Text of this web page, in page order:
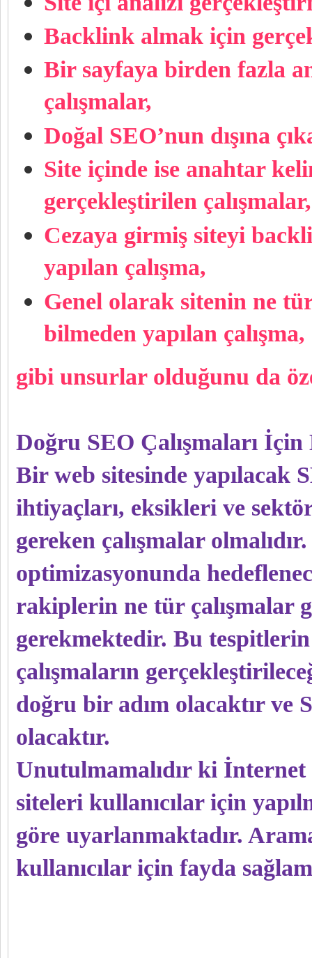
Backlink almak için
Bir sayfaya birden fazla
çalışmalar,
Doğal SEO’nun dışına
Site içinde ise anahtar
gerçekleştirilen çalışmalar,
Cezaya girmiş siteyi
yapılan çalışma,
Genel olarak sitenin ne
bilmeden yapılan çalışma,
gibi unsurlar olduğunu da
Doğru SEO Çalışmaları
Bir web sitesinde yapılacak
ihtiyaçları, eksikleri ve
gereken çalışmalar
optimizasyonunda
rakiplerin ne tür çalışmalar
gerekmektedir. Bu
çalışmaların
doğru bir adım olacaktır ve
olacaktır.
Unutulmamalıdır ki
siteleri kullanıcılar için
göre uyarlanmaktadır.
kullanıcılar için fayda